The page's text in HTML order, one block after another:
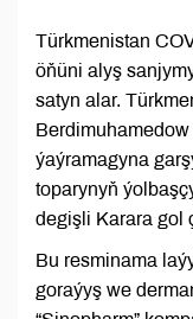
Türkmenistan
öňüni alyş
satyn alar.
ýaýramagyna
toparynyň
degişli Karara gol
Bu resminama
goraýyş we